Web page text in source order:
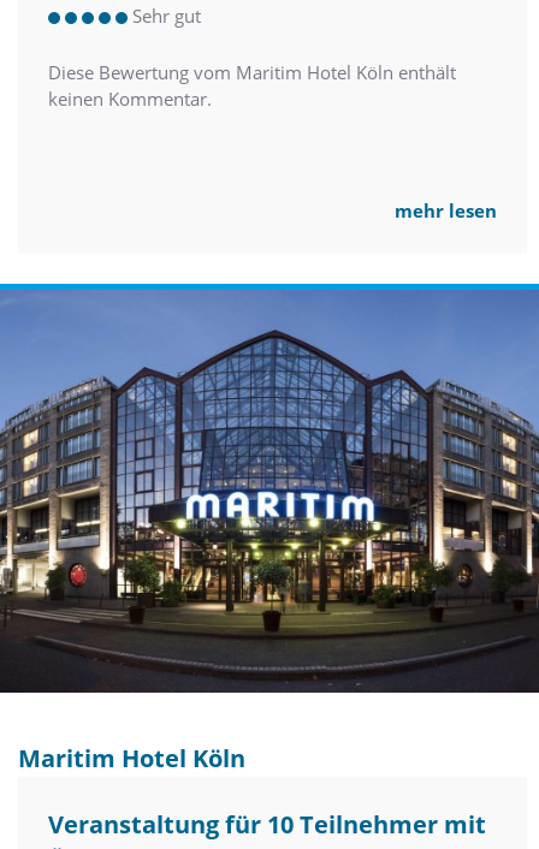
Sehr gut
Diese Bewertung vom Maritim Hotel Köln enthält
keinen Kommentar.
mehr lesen
Maritim Hotel Köln
Veranstaltung für 10 Teilnehmer mit